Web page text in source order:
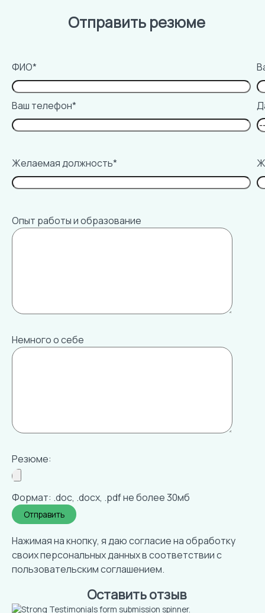
Отправить резюме
ФИО*
Ваш телефон*
Желаемая должность*
Опыт работы и образование
Немного о себе
Резюме:
Формат: .doc, .docx, .pdf не более 30мб
Нажимая на кнопку, я даю согласие на обработку
своих персональных данных в соответствии с
пользовательским соглашением.
Оставить отзыв